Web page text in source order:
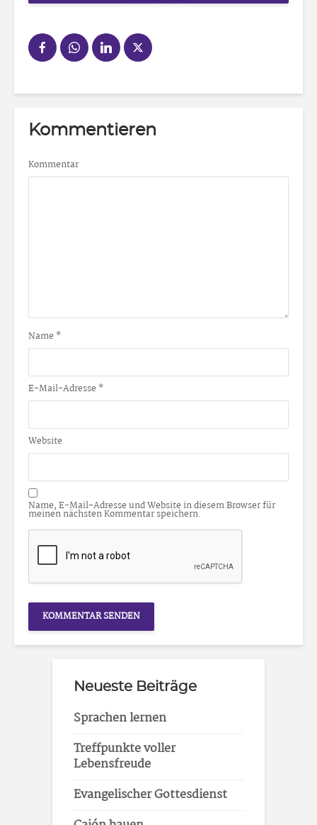
Kommentieren
Kommentar
Name *
E-Mail-Adresse *
Website
Name, E-Mail-Adresse und Website in diesem Browser für
meinen nächsten Kommentar speichern.
Neueste Beiträge
Sprachen lernen
Treffpunkte voller
Lebensfreude
Evangelischer Gottesdienst